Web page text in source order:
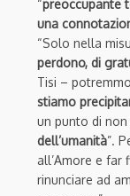
“preoccupante
una
“Solo nella
perdono, di
Tisi – potremmo
stiamo
un punto di
dell’umanità”.
all’Amore e far
rinunciare ad